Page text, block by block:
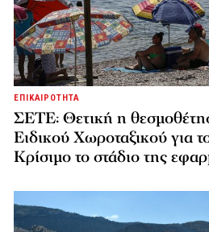
ΕΠΙΚΑΙΡΟΤΗΤΑ
ΣΕΤΕ: Θετική η
Ειδικού Χωροταξικού για
Κρίσιμο το στάδιο της